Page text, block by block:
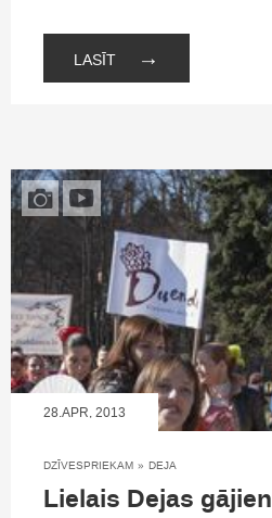
LASĪT →
28.APR, 2013
DZĪVESPRIEKAM » DEJA
Lielais Dejas